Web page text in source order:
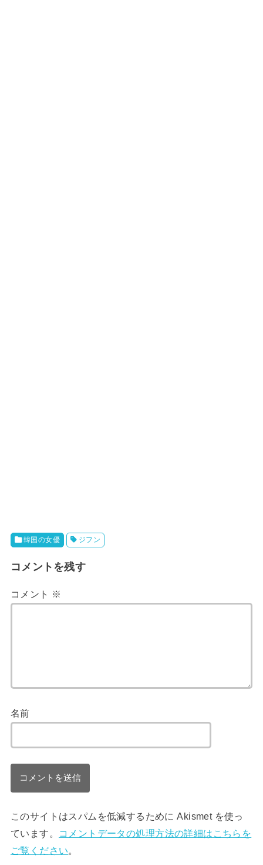
韓国の女優 ジフン
コメントを残す
コメント ※
名前
このサイトはスパムを低減するために Akismet を使っ
ています。
コメントデータの処理方法の詳細はこちらを
ご覧ください。